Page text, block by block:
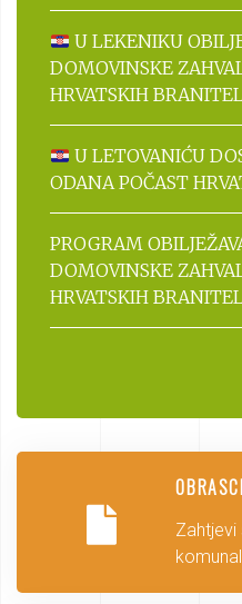
U LEKENIKU
DOMOVINSKE
HRVATSKIH
U LETOVANIĆU
ODANA POČAST
PROGRAM
DOMOVINSKE
HRVATSKIH
OBRASCI
Zahtjevi